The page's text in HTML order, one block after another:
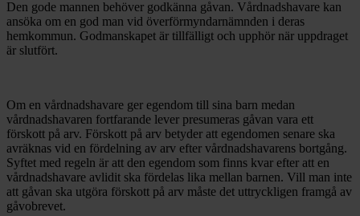
Den gode mannen behöver godkänna gåvan. Vårdnadshavare kan
ansöka om en god man vid överförmyndarnämnden i deras
hemkommun. Godmanskapet är tillfälligt och upphör när uppdraget
är slutfört.
Om en vårdnadshavare ger egendom till sina barn medan
vårdnadshavaren fortfarande lever presumeras gåvan vara ett
förskott på arv. Förskott på arv betyder att egendomen senare ska
avräknas vid en fördelning av arv efter vårdnadshavarens bortgång.
Syftet med regeln är att den egendom som finns kvar efter att en
vårdnadshavare avlidit ska fördelas lika mellan barnen. Vill man inte
att gåvan ska utgöra förskott på arv måste det uttryckligen framgå av
gåvobrevet.